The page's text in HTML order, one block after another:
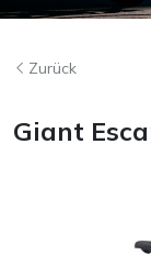
Zurück
Giant